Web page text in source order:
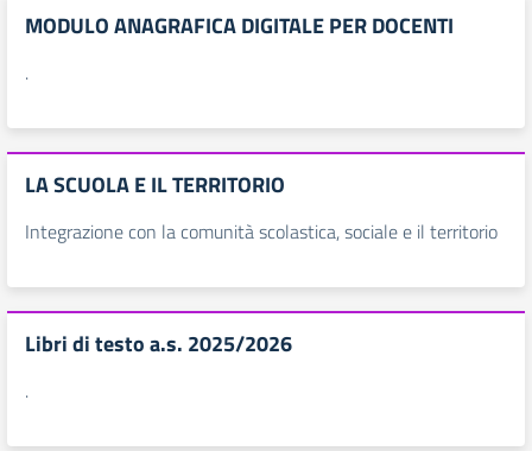
MODULO ANAGRAFICA DIGITALE PER DOCENTI
.
LA SCUOLA E IL TERRITORIO
Integrazione con la comunità scolastica, sociale e il territorio
Libri di testo a.s. 2025/2026
.